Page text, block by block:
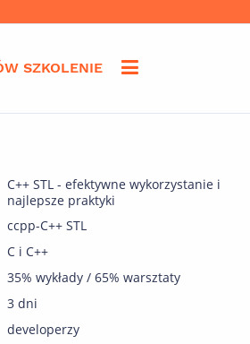
SZKOLENIE
C++ STL - efektywne wykorzystanie i
najlepsze praktyki
ccpp-C++ STL
C i C++
35% wykłady / 65% warsztaty
3 dni
developerzy